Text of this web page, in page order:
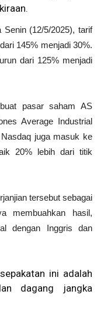
(12/5/2025), tarif
145% menjadi 30%.
dari 125% menjadi
pasar saham AS
Average Industrial
juga masuk ke
20% lebih dari titik
tersebut sebagai
membuahkan hasil,
dengan Inggris dan
ini adalah
dagang jangka